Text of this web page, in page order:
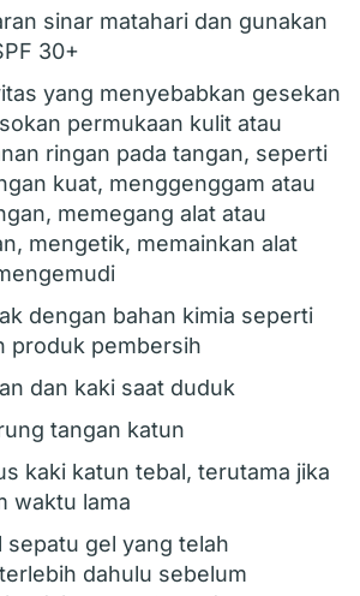
sinar matahari dan gunakan
30+
yang menyebabkan gesekan
permukaan kulit atau
ringan pada tangan, seperti
kuat, menggenggam atau
memegang alat atau
mengetik, memainkan alat
dengan bahan kimia seperti
produk pembersih
dan kaki saat duduk
tangan katun
kaki katun tebal, terutama jika
waktu lama
sepatu gel yang telah
dahulu sebelum